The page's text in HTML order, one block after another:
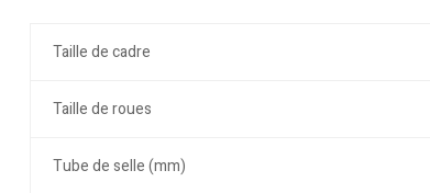
Taille de cadre
Taille de roues
Tube de selle (mm)